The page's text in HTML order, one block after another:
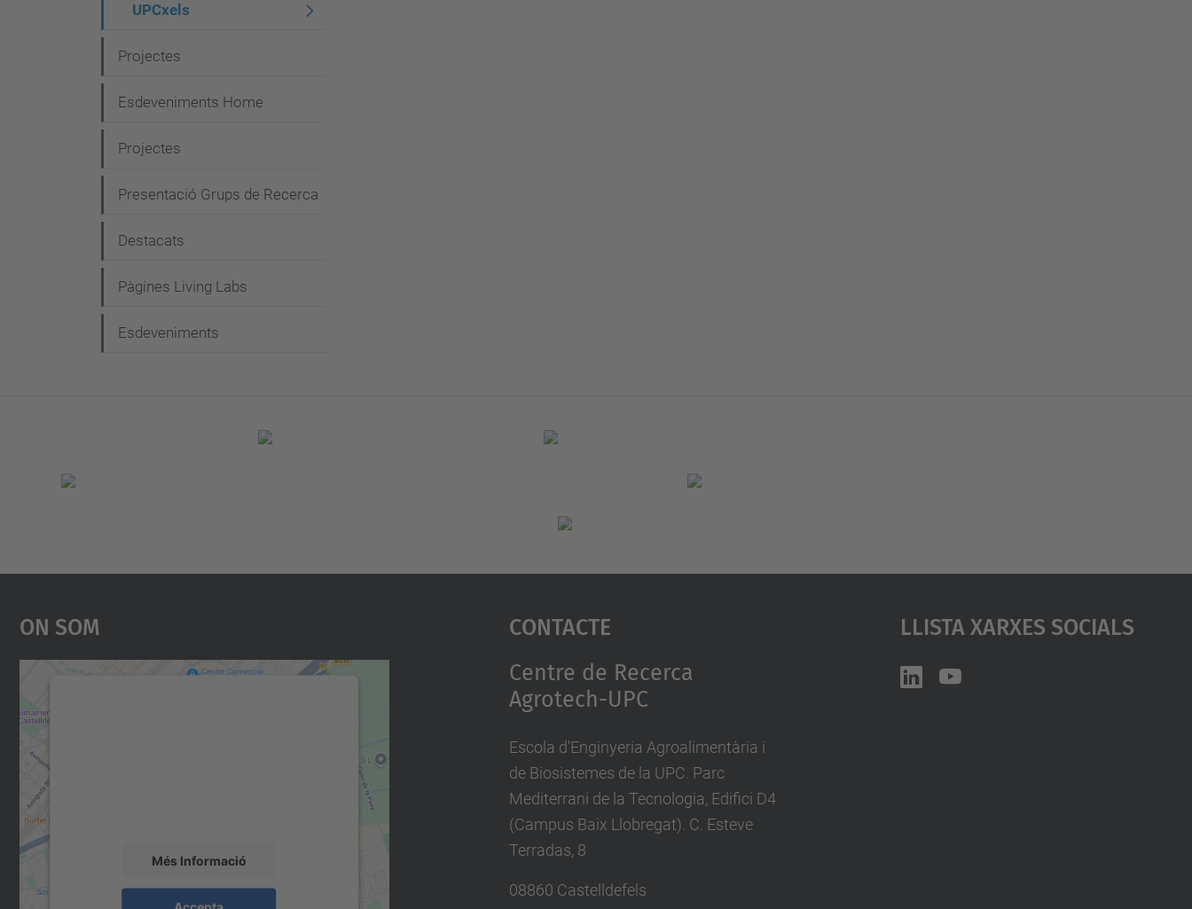
UPCxels
Projectes
Esdeveniments Home
Projectes
Presentació Grups de Recerca
Destacats
Pàgines Living Labs
Esdeveniments
On Som
Més Informació
Contacte
Centre de Recerca
Agrotech-UPC
Escola d'Enginyeria Agroalimentària i
de Biosistemes de la UPC. Parc
Mediterrani de la Tecnologia, Edifici D4
(Campus Baix Llobregat). C. Esteve
Terradas, 8
08860 Castelldefels
Llista Xarxes Socials